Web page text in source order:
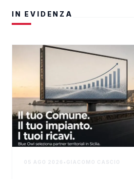
IN EVIDENZA
05 AGO 2026 • GIACOMO CASCIO